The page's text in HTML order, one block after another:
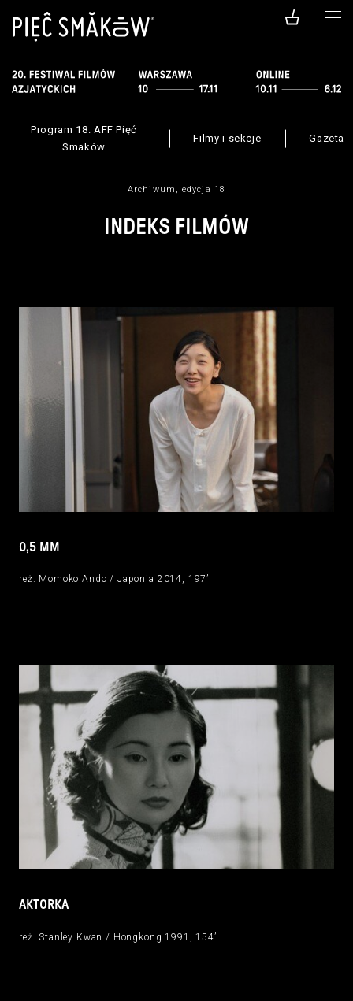
Archiwum, edycja 18
INDEKS FILMÓW
Program 18. AFF Pięć
Smaków
Filmy i sekcje Gazeta
0,5 MM
reż. Momoko Ando / Japonia 2014, 197’
AKTORKA
reż. Stanley Kwan / Hongkong 1991, 154’